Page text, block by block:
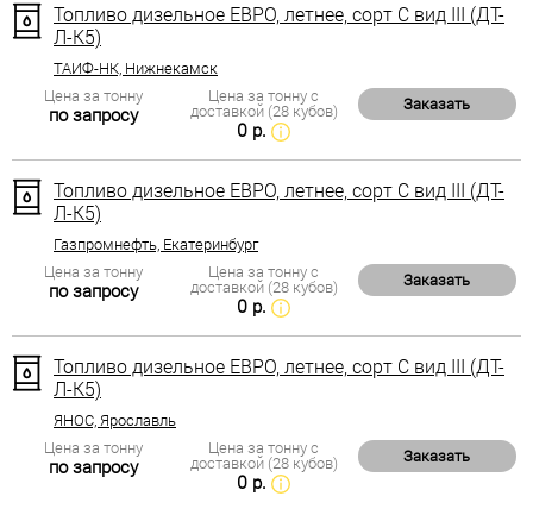
Топливо дизельное ЕВРО, летнее, сорт С вид III (ДТ-
Л-К5)
ТАИФ-НК, Нижнекамск
Цена за тонну
по запросу
Цена за тонну с
доставкой (28 кубов)
0 р.
Заказать
Топливо дизельное ЕВРО, летнее, сорт С вид III (ДТ-
Л-К5)
Газпромнефть, Екатеринбург
Цена за тонну
по запросу
Цена за тонну с
доставкой (28 кубов)
0 р.
Заказать
Топливо дизельное ЕВРО, летнее, сорт С вид III (ДТ-
Л-К5)
ЯНОС, Ярославль
Цена за тонну
по запросу
Цена за тонну с
доставкой (28 кубов)
0 р.
Заказать